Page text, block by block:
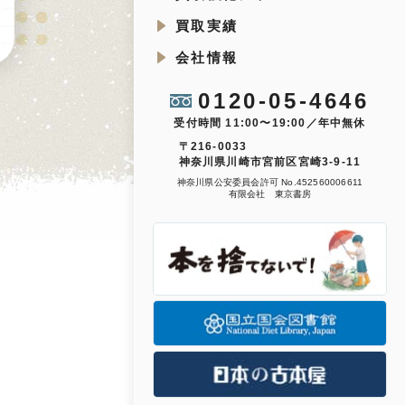
買取実績
会社情報
0120-05-4646
受付時間 11:00〜19:00／年中無休
〒216-0033
神奈川県川崎市宮前区宮崎3-9-11
神奈川県公安委員会許可 No.452560006611
有限会社 東京書房